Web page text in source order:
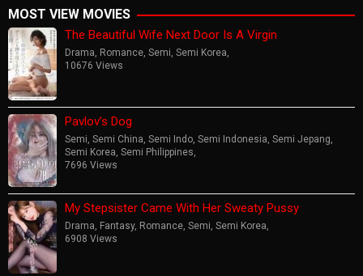
MOST VIEW MOVIES
The Beautiful Wife Next Door Is A Virgin
Drama, Romance, Semi, Semi Korea,
10676 Views
Pavlov’s Dog
Semi, Semi China, Semi Indo, Semi Indonesia, Semi Jepang,
Semi Korea, Semi Philippines,
7696 Views
My Stepsister Came With Her Sweaty Pussy
Drama, Fantasy, Romance, Semi, Semi Korea,
6908 Views